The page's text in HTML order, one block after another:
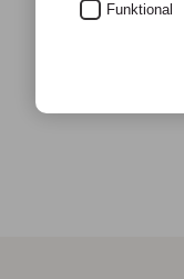
Funktional